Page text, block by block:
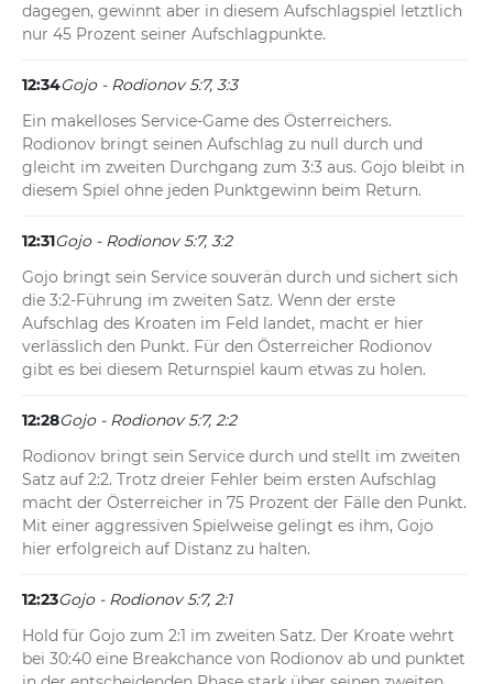
dagegen, gewinnt aber in diesem Aufschlagspiel letztlich
nur 45 Prozent seiner Aufschlagpunkte.
12:34Gojo - Rodionov 5:7, 3:3
Ein makelloses Service-Game des Österreichers.
Rodionov bringt seinen Aufschlag zu null durch und
gleicht im zweiten Durchgang zum 3:3 aus. Gojo bleibt in
diesem Spiel ohne jeden Punktgewinn beim Return.
12:31Gojo - Rodionov 5:7, 3:2
Gojo bringt sein Service souverän durch und sichert sich
die 3:2-Führung im zweiten Satz. Wenn der erste
Aufschlag des Kroaten im Feld landet, macht er hier
verlässlich den Punkt. Für den Österreicher Rodionov
gibt es bei diesem Returnspiel kaum etwas zu holen.
12:28Gojo - Rodionov 5:7, 2:2
Rodionov bringt sein Service durch und stellt im zweiten
Satz auf 2:2. Trotz dreier Fehler beim ersten Aufschlag
macht der Österreicher in 75 Prozent der Fälle den Punkt.
Mit einer aggressiven Spielweise gelingt es ihm, Gojo
hier erfolgreich auf Distanz zu halten.
12:23Gojo - Rodionov 5:7, 2:1
Hold für Gojo zum 2:1 im zweiten Satz. Der Kroate wehrt
bei 30:40 eine Breakchance von Rodionov ab und punktet